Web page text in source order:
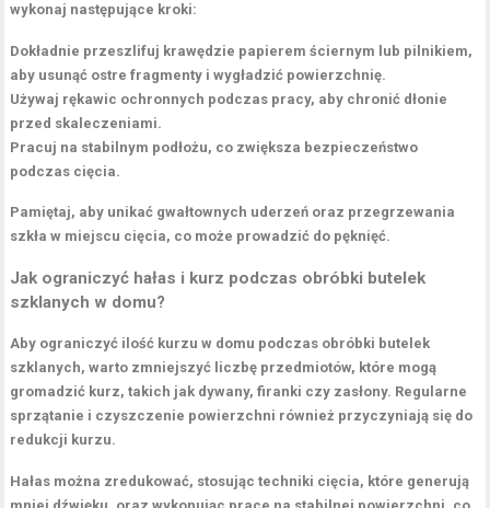
wykonaj następujące kroki:
Dokładnie przeszlifuj krawędzie papierem ściernym lub pilnikiem,
aby usunąć ostre fragmenty i wygładzić powierzchnię.
Używaj rękawic ochronnych podczas pracy, aby chronić dłonie
przed skaleczeniami.
Pracuj na stabilnym podłożu, co zwiększa bezpieczeństwo
podczas cięcia.
Pamiętaj, aby unikać gwałtownych uderzeń oraz przegrzewania
szkła w miejscu cięcia, co może prowadzić do pęknięć.
Jak ograniczyć hałas i kurz podczas obróbki butelek
szklanych w domu?
Aby ograniczyć ilość kurzu w domu podczas obróbki butelek
szklanych, warto zmniejszyć liczbę przedmiotów, które mogą
gromadzić kurz, takich jak dywany, firanki czy zasłony. Regularne
sprzątanie i czyszczenie powierzchni również przyczyniają się do
redukcji kurzu.
Hałas można zredukować, stosując techniki cięcia, które generują